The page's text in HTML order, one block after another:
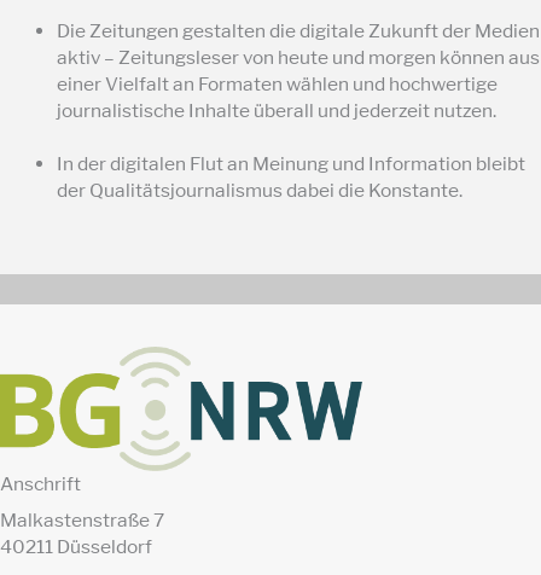
Die Zeitungen gestalten die digitale Zukunft der Medien
aktiv – Zeitungsleser von heute und morgen können aus
einer Vielfalt an Formaten wählen und hochwertige
journalistische Inhalte überall und jederzeit nutzen.
In der digitalen Flut an Meinung und Information bleibt
der Qualitätsjournalismus dabei die Konstante.
Anschrift
Malkastenstraße 7
40211 Düsseldorf